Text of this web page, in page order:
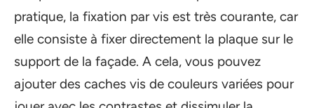
pratique, la fixation par vis est très courante, car
elle consiste à fixer directement la plaque sur le
support de la façade. A cela, vous pouvez
ajouter des caches vis de couleurs variées pour